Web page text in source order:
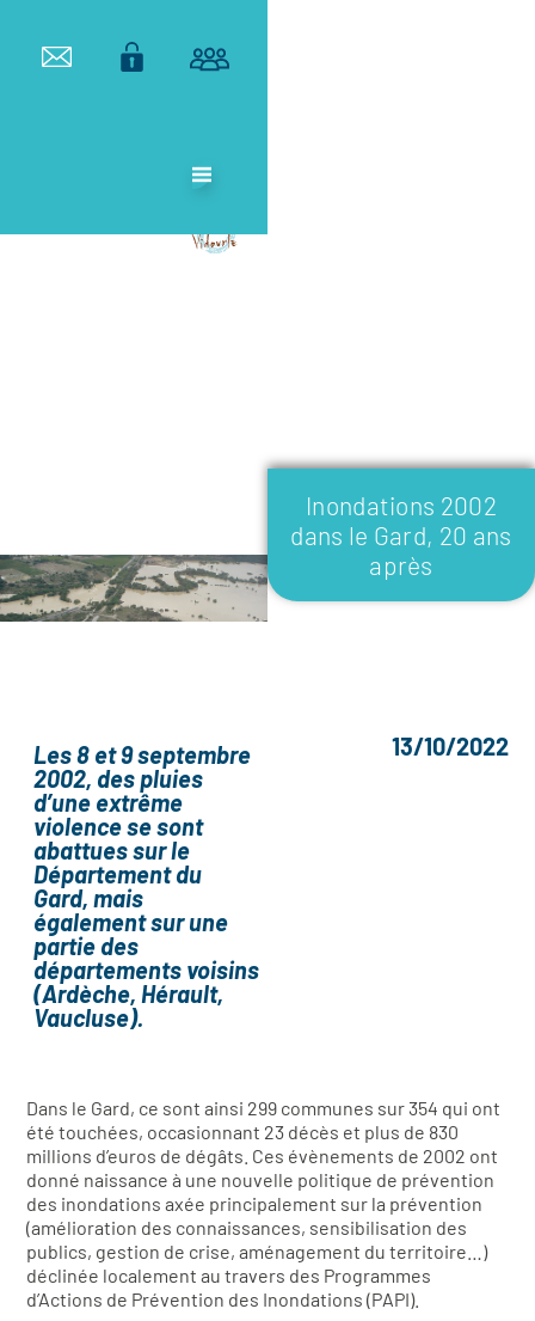
PUBLIC
TERRITORIAL
Inondations 2002
dans le Gard, 20 ans
après
Les 8 et 9 septembre
2002, des pluies
d’une extrême
violence se sont
abattues sur le
Département du
Gard, mais
également sur une
partie des
départements voisins
(Ardèche, Hérault,
Vaucluse).
13/10/2022
Dans le Gard, ce sont ainsi 299 communes sur 354 qui ont
été touchées, occasionnant 23 décès et plus de 830
millions d’euros de dégâts. Ces évènements de 2002 ont
donné naissance à une nouvelle politique de prévention
des inondations axée principalement sur la prévention
(amélioration des connaissances, sensibilisation des
publics, gestion de crise, aménagement du territoire…)
déclinée localement au travers des Programmes
d’Actions de Prévention des Inondations (PAPI).